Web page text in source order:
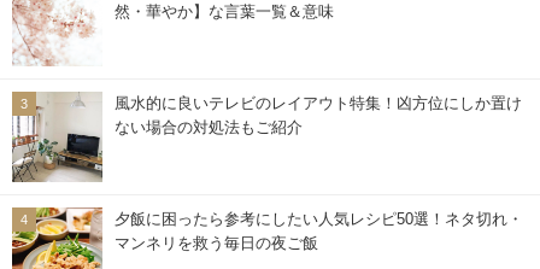
然・華やか】な言葉一覧＆意味
風水的に良いテレビのレイアウト特集！凶方位にしか置け
ない場合の対処法もご紹介
夕飯に困ったら参考にしたい人気レシピ50選！ネタ切れ・
マンネリを救う毎日の夜ご飯